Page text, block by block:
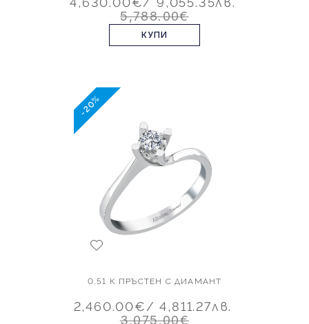
5,788.00€
КУПИ
-20%
0.51 К ПРЪСТЕН С ДИАМАНТ
2,460.00€/ 4,811.27лв.
3,075.00€